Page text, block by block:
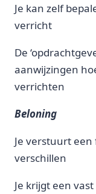
Je kan zelf
verricht
De
aanwijzingen
verrichten
Beloning
Je verstuurt
verschillen
Je krijgt een